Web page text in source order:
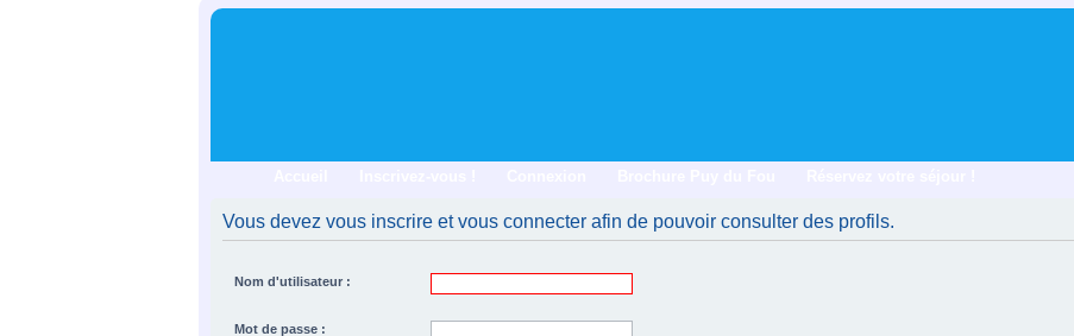
Vous devez vous inscrire et vous connecter afin de pouvoir consulter des profils.
Nom d'utilisateur :
Mot de passe :